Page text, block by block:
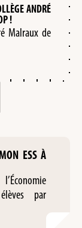
ANDRÉ
!
Malraux de
ESS À
par